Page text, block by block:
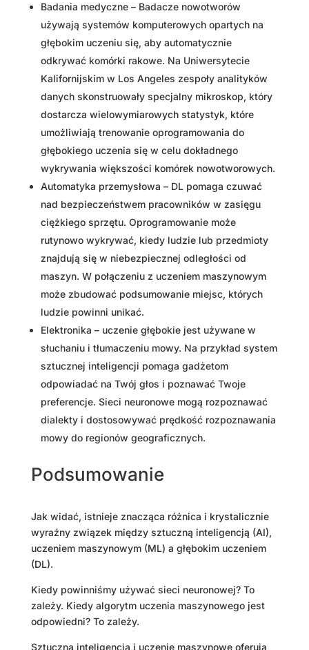
Badania medyczne – Badacze nowotworów
używają systemów komputerowych opartych na
głębokim uczeniu się, aby automatycznie
odkrywać komórki rakowe. Na Uniwersytecie
Kalifornijskim w Los Angeles zespoły analityków
danych skonstruowały specjalny mikroskop, który
dostarcza wielowymiarowych statystyk, które
umożliwiają trenowanie oprogramowania do
głębokiego uczenia się w celu dokładnego
wykrywania większości komórek nowotworowych.
Automatyka przemysłowa – DL pomaga czuwać
nad bezpieczeństwem pracowników w zasięgu
ciężkiego sprzętu. Oprogramowanie może
rutynowo wykrywać, kiedy ludzie lub przedmioty
znajdują się w niebezpiecznej odległości od
maszyn. W połączeniu z uczeniem maszynowym
może zbudować podsumowanie miejsc, których
ludzie powinni unikać.
Elektronika – uczenie głębokie jest używane w
słuchaniu i tłumaczeniu mowy. Na przykład system
sztucznej inteligencji pomaga gadżetom
odpowiadać na Twój głos i poznawać Twoje
preferencje. Sieci neuronowe mogą rozpoznawać
dialekty i dostosowywać prędkość rozpoznawania
mowy do regionów geograficznych.
Podsumowanie
Jak widać, istnieje znacząca różnica i krystalicznie
wyraźny związek między sztuczną inteligencją (AI),
uczeniem maszynowym (ML) a głębokim uczeniem
(DL).
Kiedy powinniśmy używać sieci neuronowej? To
zależy. Kiedy algorytm uczenia maszynowego jest
odpowiedni? To zależy.
Sztuczna inteligencja i uczenie maszynowe oferują